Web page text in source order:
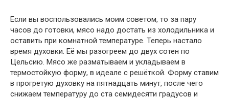
Если вы воспользовались моим советом, то за пару
часов до готовки, мясо надо достать из холодильника и
оставить при комнатной температуре. Теперь настало
время духовки. Её мы разогреем до двух сотен по
Цельсию. Мясо же разматываем и укладываем в
термостойкую форму, в идеале с решёткой. Форму ставим
в прогретую духовку на пятнадцать минут, после чего
снижаем температуру до ста семидесяти градусов и